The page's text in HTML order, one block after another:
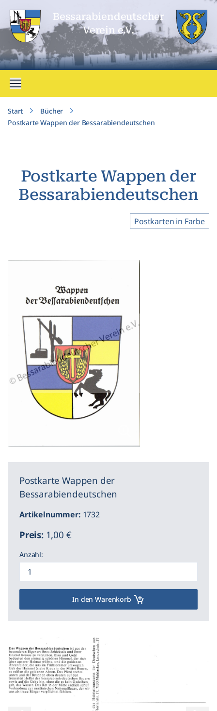
Bessarabien­deutscher
Verein e.V.
Menü öffnen
Start
Bücher
Postkarte Wappen der Bessarabiendeutschen
Postkarte Wappen der
Bessarabiendeutschen
Postkarten in Farbe
Postkarte Wappen der
Bessarabiendeutschen
Artikelnummer: 1732
Preis:1,00 €
Anzahl:
In den Warenkorb